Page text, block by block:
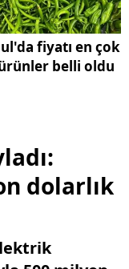
fiyatı en çok
belli oldu
dolarlık